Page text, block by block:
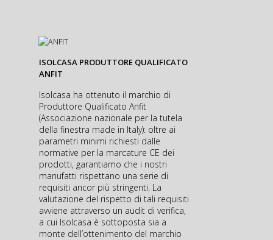
ISOLCASA PRODUTTORE QUALIFICATO
ANFIT
Isolcasa ha ottenuto il marchio di
Produttore Qualificato Anfit
(Associazione nazionale per la tutela
della finestra made in Italy): oltre ai
parametri minimi richiesti dalle
normative per la marcature CE dei
prodotti, garantiamo che i nostri
manufatti rispettano una serie di
requisiti ancor più stringenti. La
valutazione del rispetto di tali requisiti
avviene attraverso un audit di verifica,
a cui Isolcasa è sottoposta sia a
monte dell’ottenimento del marchio